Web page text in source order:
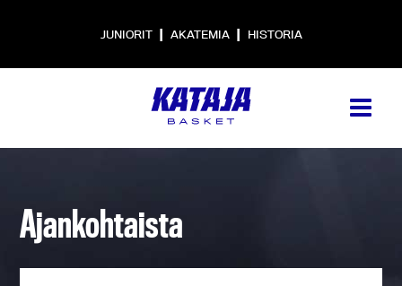
JUNIORIT | AKATEMIA | HISTORIA
Ajankohtaista